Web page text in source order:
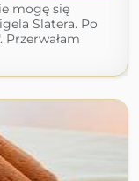
mogę się
Slatera. Po
Przerwałam